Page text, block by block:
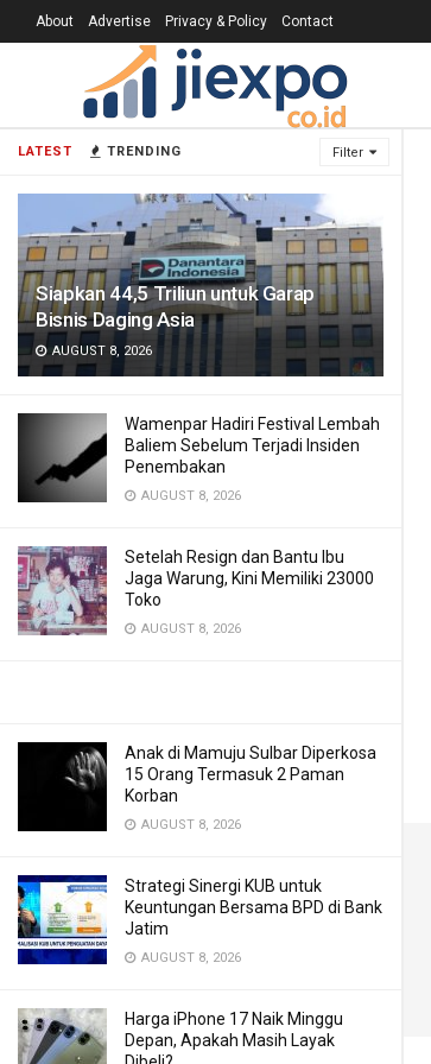
LATEST TRENDING Filter
Siapkan 44,5 Triliun untuk Garap
Bisnis Daging Asia
AUGUST 8, 2026
Wamenpar Hadiri Festival Lembah
Baliem Sebelum Terjadi Insiden
Penembakan
AUGUST 8, 2026
Setelah Resign dan Bantu Ibu
Jaga Warung, Kini Memiliki 23000
Toko
AUGUST 8, 2026
Anak di Mamuju Sulbar Diperkosa
15 Orang Termasuk 2 Paman
Korban
AUGUST 8, 2026
Strategi Sinergi KUB untuk
Keuntungan Bersama BPD di Bank
Jatim
AUGUST 8, 2026
Harga iPhone 17 Naik Minggu
Depan, Apakah Masih Layak
About Advertise Privacy & Policy Contact